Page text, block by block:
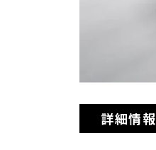
詳細情報